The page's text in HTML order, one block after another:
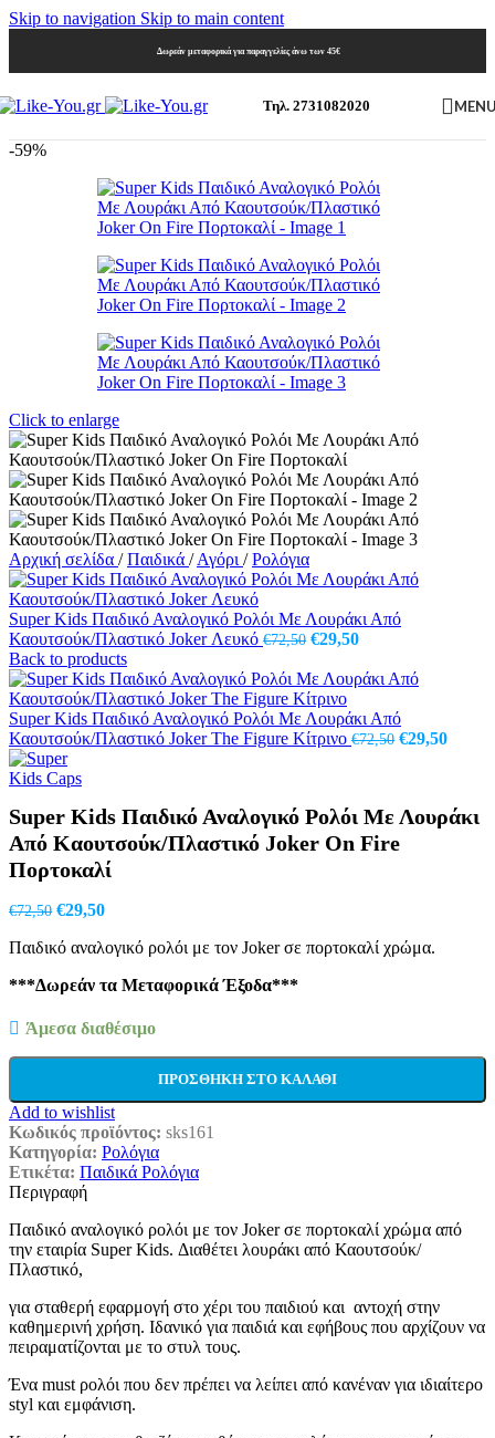
Skip to navigation Skip to main content
Δωρεάν μεταφορικά για παραγγελίες άνω των 45€
Τηλ. 2731082020
-59%
Click to enlarge
Αρχική σελίδα / Παιδικά / Αγόρι / Ρολόγια
Super Kids Παιδικό Αναλογικό Ρολόι Με Λουράκι Από
Καουτσούκ/Πλαστικό Joker Λευκό €72,50 Original
was:
€72,50.
€29,50Η
τιμή
€29,50.
Back to products
Super Kids Παιδικό Αναλογικό Ρολόι Με Λουράκι Από
Καουτσούκ/Πλαστικό Joker The Figure Κίτρινο €72,50 Original
€29,50Η
Super Kids Παιδικό Αναλογικό Ρολόι Με Λουράκι
Από Καουτσούκ/Πλαστικό Joker On Fire
Πορτοκαλί
€72,50 Original
was:
€29,50Η
τιμή
€29,50.
Παιδικό αναλογικό ρολόι με τον Joker σε πορτοκαλί χρώμα.
***Δωρεάν τα Μεταφορικά Έξοδα***
Άμεσα διαθέσιμο
ΠΡΟΣΘΉΚΗ ΣΤΟ ΚΑΛΆΘΙ
Add to wishlist
Κωδικός προϊόντος: sks161
Κατηγορία: Ρολόγια
Ετικέτα: Παιδικά Ρολόγια
Περιγραφή
Παιδικό αναλογικό ρολόι με τον Joker σε πορτοκαλί χρώμα από
την εταιρία Super Kids. Διαθέτει λουράκι από Καουτσούκ/
Πλαστικό,
για σταθερή εφαρμογή στο χέρι του παιδιού και αντοχή στην
καθημερινή χρήση. Iδανικό για παιδιά και εφήβους που αρχίζουν να
πειραματίζονται με το στυλ τους.
Ένα must ρολόι που δεν πρέπει να λείπει από κανέναν για ιδιαίτερο
styl και εμφάνιση.